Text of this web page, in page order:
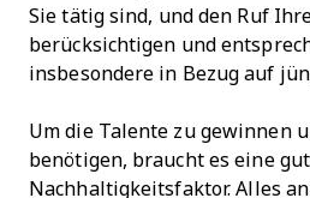
Sie tätig sind, und den Ruf
berücksichtigen und
insbesondere in Bezug auf
Um die Talente zu gewinnen
benötigen, braucht es eine
Nachhaltigkeitsfaktor. Alles